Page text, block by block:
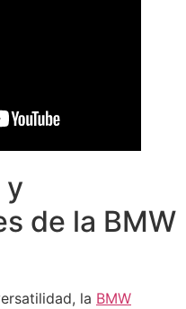
y
de la BMW
la BMW